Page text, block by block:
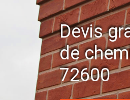
Devis
de
72600